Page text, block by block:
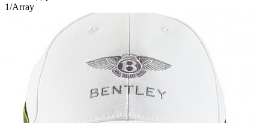
1/Array